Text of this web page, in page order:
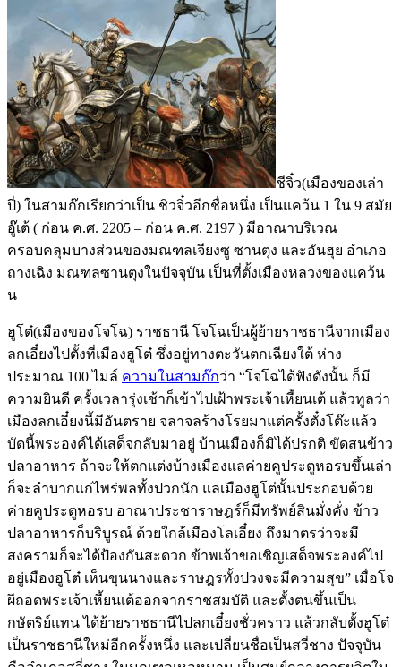
ชีจิ๋ว(เมืองของเล่า
ปี่) ในสามก๊กเรียกว่าเป็น ชิวจิ๋วอีกชื่อหนึ่ง เป็นแคว้น 1 ใน 9 สมัย
อู๊เต้ ( ก่อน ค.ศ. 2205 – ก่อน ค.ศ. 2197 ) มีอาณาบริเวณ
ครอบคลุมบางส่วนของมณฑลเจียงซู ซานตุง และอันฮุย อำเภอ
ถางเฉิง มณฑลซานตุงในปัจจุบัน เป็นที่ตั้งเมืองหลวงของแคว้น
น
ฮูโต๋(เมืองของโจโฉ) ราชธานี โจโฉเป็นผู้ย้ายราชธานีจากเมือง
ลกเอี๋ยงไปตั้งที่เมืองฮูโต๋ ซึ่งอยู่ทางตะวันตกเฉียงใต้ ห่าง
ประมาณ 100 ไมล์ ความในสามก๊กว่า “โจโฉได้ฟังดังนั้น ก็มี
ความยินดี ครั้งเวลารุ่งเช้าก็เข้าไปเฝ้าพระเจ้าเหี้ยนเต้ แล้วทูลว่า
เมืองลกเอี๋ยงนี้มีอันตราย จลาจลร้างโรยมาแต่ครั้งตั๋งโต๊ะแล้ว
บัดนี้พระองค์ได้เสด็จกลับมาอยู่ บ้านเมืองก็มิได้ปรกติ ขัดสนข้าว
ปลาอาหาร ถ้าจะให้ตกแต่งบ้างเมืองแลค่ายคูประตูหอรบขึ้นเล่า
ก็จะลำบากแก่ไพร่พลทั้งปวกนัก แลเมืองฮูโต๋นั้นประกอบด้วย
ค่ายคูประตูหอรบ อาณาประชาราษฎร์ก็มีทรัพย์สินมั่งคั่ง ข้าว
ปลาอาหารก็บริบูรณ์ ด้วยใกล้เมืองโลเอี๋ยง ถึงมาตรว่าจะมี
สงครามก็จะได้ป้องกันสะดวก ข้าพเจ้าขอเชิญเสด็จพระองค์ไป
อยู่เมืองฮูโต๋ เห็นขุนนางและราษฎรทั้งปวงจะมีความสุข” เมื่อโจ
ผีถอดพระเจ้าเหี้ยนเต้ออกจากราชสมบัติ และตั้งตนขึ้นเป็น
กษัตริย์แทน ได้ย้ายราชธานีไปลกเอี๋ยงชั่วคราว แล้วกลับตั้งฮูโต๋
เป็นราชธานีใหม่อีกครั้งหนึ่ง และเปลี่ยนชื่อเป็นสวี่ชาง ปัจจุบัน